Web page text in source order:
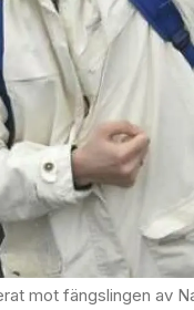
av Navalnyj.